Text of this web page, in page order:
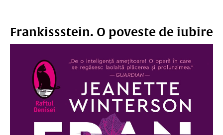
Frankissstein. O poveste de iubire